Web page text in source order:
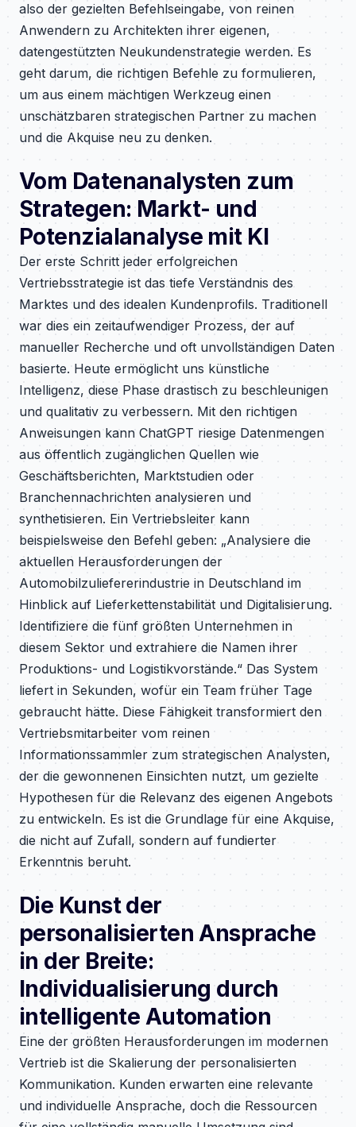
also der gezielten Befehlseingabe, von reinen
Anwendern zu Architekten ihrer eigenen,
datengestützten Neukundenstrategie werden. Es
geht darum, die richtigen Befehle zu formulieren,
um aus einem mächtigen Werkzeug einen
unschätzbaren strategischen Partner zu machen
und die Akquise neu zu denken.
Vom Datenanalysten zum
Strategen: Markt- und
Potenzialanalyse mit KI
Der erste Schritt jeder erfolgreichen
Vertriebsstrategie ist das tiefe Verständnis des
Marktes und des idealen Kundenprofils. Traditionell
war dies ein zeitaufwendiger Prozess, der auf
manueller Recherche und oft unvollständigen Daten
basierte. Heute ermöglicht uns künstliche
Intelligenz, diese Phase drastisch zu beschleunigen
und qualitativ zu verbessern. Mit den richtigen
Anweisungen kann ChatGPT riesige Datenmengen
aus öffentlich zugänglichen Quellen wie
Geschäftsberichten, Marktstudien oder
Branchennachrichten analysieren und
synthetisieren. Ein Vertriebsleiter kann
beispielsweise den Befehl geben: „Analysiere die
aktuellen Herausforderungen der
Automobilzuliefererindustrie in Deutschland im
Hinblick auf Lieferkettenstabilität und Digitalisierung.
Identifiziere die fünf größten Unternehmen in
diesem Sektor und extrahiere die Namen ihrer
Produktions- und Logistikvorstände.“ Das System
liefert in Sekunden, wofür ein Team früher Tage
gebraucht hätte. Diese Fähigkeit transformiert den
Vertriebsmitarbeiter vom reinen
Informationssammler zum strategischen Analysten,
der die gewonnenen Einsichten nutzt, um gezielte
Hypothesen für die Relevanz des eigenen Angebots
zu entwickeln. Es ist die Grundlage für eine Akquise,
die nicht auf Zufall, sondern auf fundierter
Erkenntnis beruht.
Die Kunst der
personalisierten Ansprache
in der Breite:
Individualisierung durch
intelligente Automation
Eine der größten Herausforderungen im modernen
Vertrieb ist die Skalierung der personalisierten
Kommunikation. Kunden erwarten eine relevante
und individuelle Ansprache, doch die Ressourcen